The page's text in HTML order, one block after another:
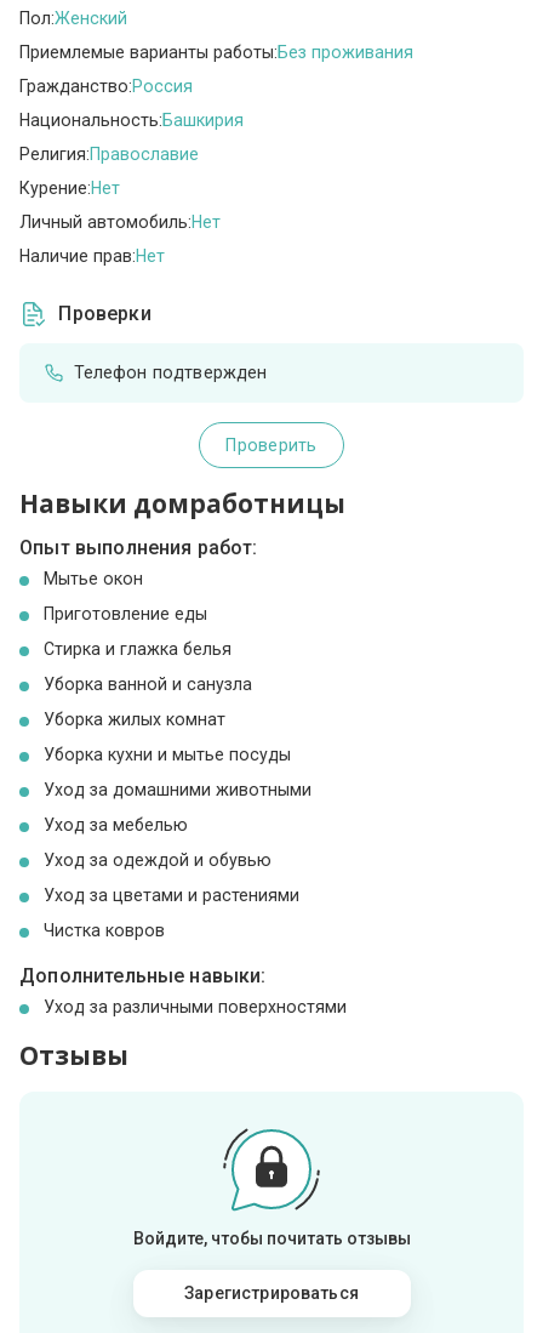
Пол:Женский
Приемлемые варианты работы:Без проживания
Гражданство:Россия
Национальность:Башкирия
Религия:Православие
Курение:Нет
Личный автомобиль:Нет
Наличие прав:Нет
Проверки
Телефон подтвержден
Проверить
Навыки домработницы
Опыт выполнения работ:
Мытье окон
Приготовление еды
Стирка и глажка белья
Уборка ванной и санузла
Уборка жилых комнат
Уборка кухни и мытье посуды
Уход за домашними животными
Уход за мебелью
Уход за одеждой и обувью
Уход за цветами и растениями
Чистка ковров
Дополнительные навыки:
Уход за различными поверхностями
Отзывы
Войдите, чтобы почитать отзывы
Зарегистрироваться